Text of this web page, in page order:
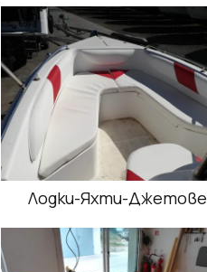
Лодки-Яхти-Джетове